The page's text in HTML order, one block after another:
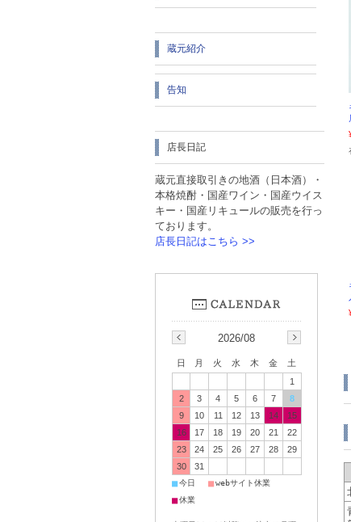
蔵元紹介
告知
店長日記
蔵元直接取引きの地酒（日本酒）・
本格焼酎・国産ワイン・国産ウイス
キー・国産リキュールの販売を行っ
ております。
店長日記はこちら >>
2026/08
日 月 火 水 木 金
土
1
2
3 4 5 6 7
8
9
10 11 12 13 14
15
16
17 18 19 20 21
22
23
24 25 26 27 28
29
30
31
■今日 ■webサイト休業
■休業